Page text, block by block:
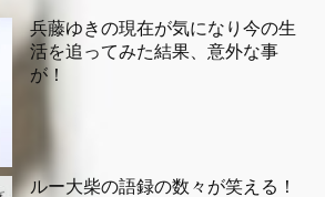
兵藤ゆきの現在が気になり今の生
活を追ってみた結果、意外な事
が！
ルー大柴の語録の数々が笑える！